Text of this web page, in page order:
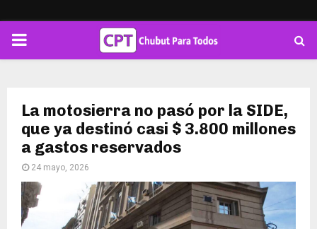
PRIMARY
La motosierra no pasó por la SIDE,
que ya destinó casi $ 3.800 millones
a gastos reservados
24 mayo, 2026